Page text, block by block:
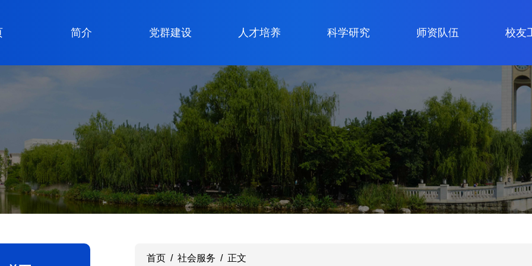
简介 党群建设 人才培养 科学研究 师资队伍 校友
首页 / 社会服务 / 正文